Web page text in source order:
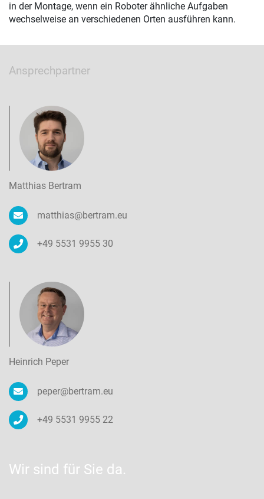
in der Montage, wenn ein Roboter ähnliche Aufgaben
wechselweise an verschiedenen Orten ausführen kann.
Ansprechpartner
Matthias Bertram
matthias@bertram.eu
+49 5531 9955 30
Heinrich Peper
peper@bertram.eu
+49 5531 9955 22
Wir sind für Sie da.